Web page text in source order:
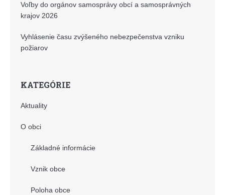
Voľby do orgánov samosprávy obcí a samosprávných
krajov 2026
Vyhlásenie času zvýšeného nebezpečenstva vzniku
požiarov
KATEGÓRIE
Aktuality
O obci
Základné informácie
Vznik obce
Poloha obce